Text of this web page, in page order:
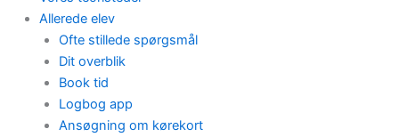
Allerede elev
Ofte stillede spørgsmål
Dit overblik
Book tid
Logbog app
Ansøgning om kørekort